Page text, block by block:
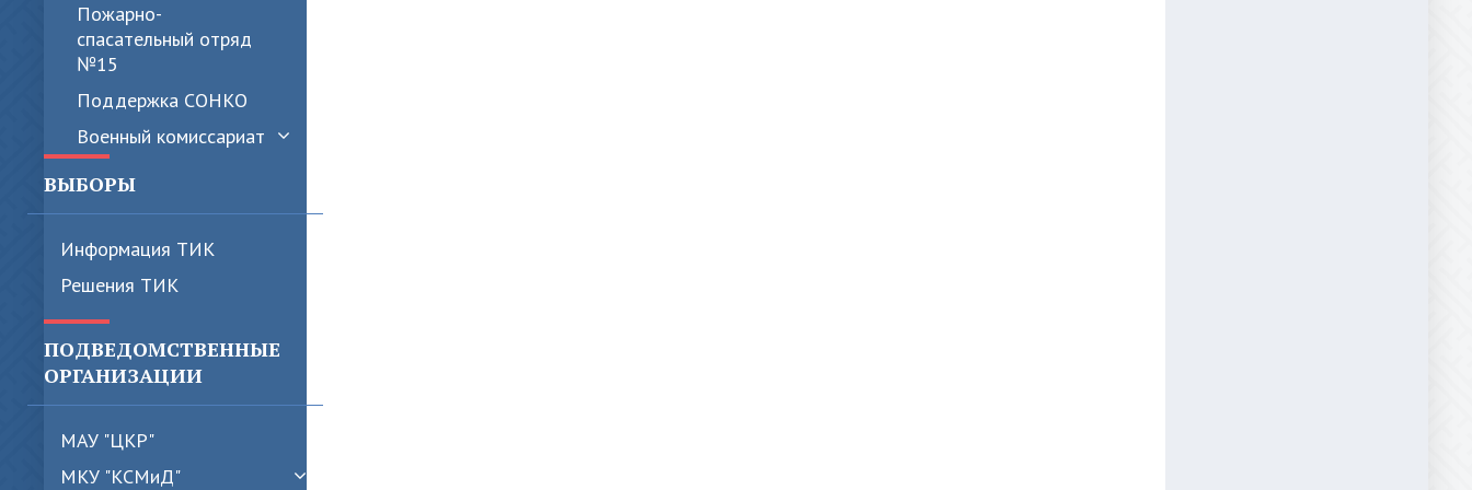
Пожарно-
спасательный отряд
№15
Поддержка СОНКО
Военный комиссариат
ВЫБОРЫ
Информация ТИК
Решения ТИК
ПОДВЕДОМСТВЕННЫЕ
ОРГАНИЗАЦИИ
МАУ "ЦКР"
МКУ "КСМиД"